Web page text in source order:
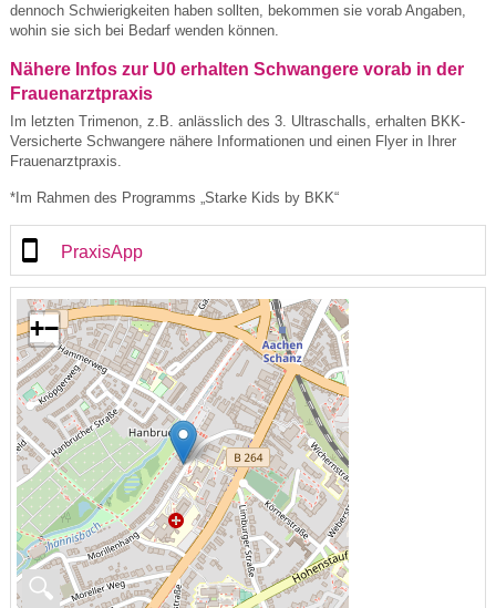
dennoch Schwierigkeiten haben sollten, bekommen sie vorab Angaben,
wohin sie sich bei Bedarf wenden können.
Nähere Infos zur U0 erhalten Schwangere vorab in der
Frauenarztpraxis
Im letzten Trimenon, z.B. anlässlich des 3. Ultraschalls, erhalten BKK-
Versicherte Schwangere nähere Informationen und einen Flyer in Ihrer
Frauenarztpraxis.
*Im Rahmen des Programms „Starke Kids by BKK“
PraxisApp
🔍
+−